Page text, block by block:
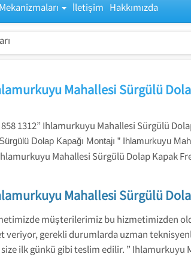
İletişim Hakkımızda
Mahallesi Sürgülü
1312” Ihlamurkuyu Mahallesi Sürgülü
Sürgülü Dolap Kapağı Montajı ” Ihlamurkuyu
Mahallesi Sürgülü Dolap Kapak
Mahallesi Sürgülü
müşterilerimiz bu hizmetimizden
gerekli durumlarda uzman
ilk günkü gibi teslim edilir. ”